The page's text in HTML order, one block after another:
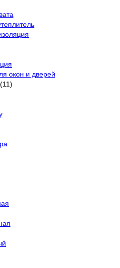
окон и дверей